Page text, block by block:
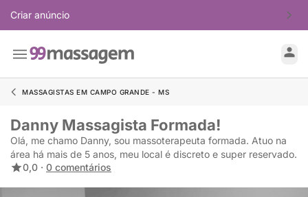
Criar anúncio
MASSAGISTAS EM CAMPO GRANDE - MS
Danny Massagista Formada!
Olá, me chamo Danny, sou massoterapeuta formada. Atuo na
área há mais de 5 anos, meu local é discreto e super reservado.
0,0 · 0 comentários